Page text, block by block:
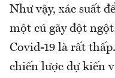
Như vậy, xác suất
một cú gãy đột
Covid-19 là rất
chiến lược dự kiến